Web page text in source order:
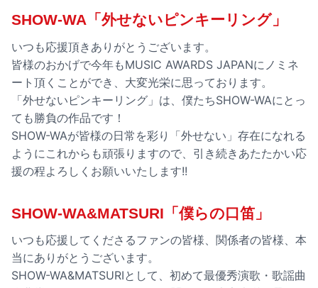
SHOW-WA「外せないピンキーリング」
いつも応援頂きありがとうございます。
皆様のおかげで今年もMUSIC AWARDS JAPANにノミネ
ート頂くことができ、大変光栄に思っております。
「外せないピンキーリング」は、僕たちSHOW-WAにとっ
ても勝負の作品です！
SHOW-WAが皆様の日常を彩り「外せない」存在になれる
ようにこれからも頑張りますので、引き続きあたたかい応
援の程よろしくお願いいたします!!
SHOW-WA&MATSURI「僕らの口笛」
いつも応援してくださるファンの皆様、関係者の皆様、本
当にありがとうございます。
SHOW-WA&MATSURIとして、初めて最優秀演歌・歌謡曲